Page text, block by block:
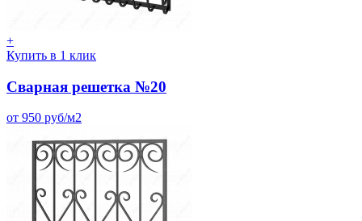
+
Купить в 1 клик
Сварная решетка №20
от 950 руб/м2